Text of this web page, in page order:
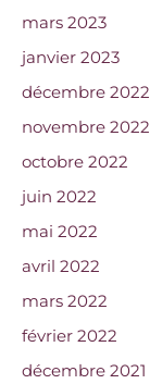
mars 2023
janvier 2023
décembre 2022
novembre 2022
octobre 2022
juin 2022
mai 2022
avril 2022
mars 2022
février 2022
décembre 2021